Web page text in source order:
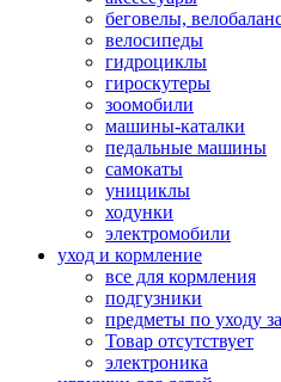
беговелы,
велосипеды
гидроциклы
гироскутеры
зоомобили
машины-каталки
педальные машины
самокаты
унициклы
ходунки
электромобили
уход и кормление
все для кормления
подгузники
предметы по уходу
Товар отсутствует
электроника